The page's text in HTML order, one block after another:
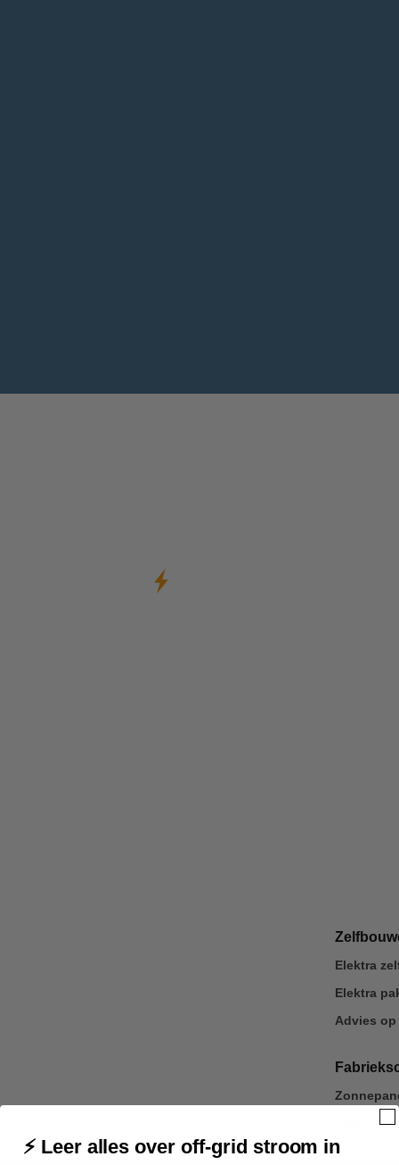
Elektra
Elektra
Advies op
LiFePO4
⚡ Leer alles over off-grid stroom in